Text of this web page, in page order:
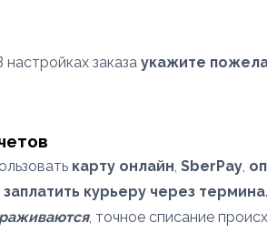
заказа укажите
карту онлайн, SberPay,
заплатить курьеру через
, точное списание